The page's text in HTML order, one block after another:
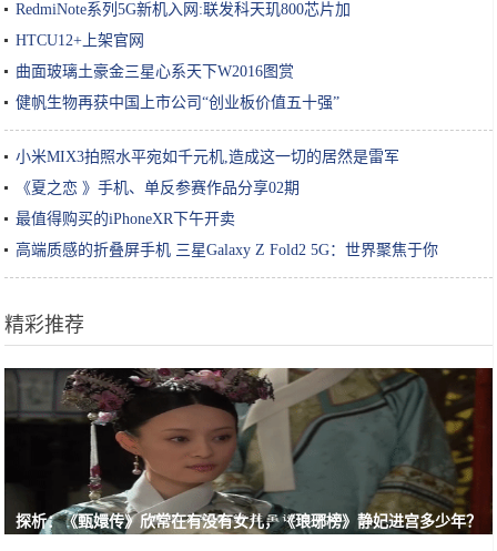
RedmiNote系列5G新机入网:联发科天玑800芯片加
HTCU12+上架官网
曲面玻璃土豪金三星心系天下W2016图赏
健帆生物再获中国上市公司“创业板价值五十强”
小米MIX3拍照水平宛如千元机,造成这一切的居然是雷军
《夏之恋 》手机、单反参赛作品分享02期
最值得购买的iPhoneXR下午开卖
高端质感的折叠屏手机 三星Galaxy Z Fold2 5G：世界聚焦于你
精彩推荐
探析：《甄嬛传》欣常在有没有女儿，《琅琊榜》静妃进宫多少年？